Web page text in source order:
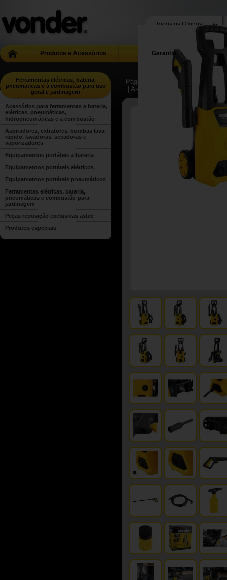
Produtos e Acessórios Garantia
Ferramentas elétricas, bateria,
pneumáticas e à combustão para uso
geral e jardinagem
Acessórios para ferramentas a bateria,
elétricas, pneumáticas,
hidropneumáticas e a combustão
Aspiradores, extratores, bombas lava-
rápido, lavadoras, secadoras e
vaporizadores
Equipamentos portáteis a bateria
Equipamentos portáteis elétricos
Equipamentos portáteis pneumáticos
Ferramentas elétricas, bateria,
pneumáticas e combustão para
jardinagem
Peças reposição exclusivas astec
Produtos especiais
Página Inicial
| Aspiradores, extratores,